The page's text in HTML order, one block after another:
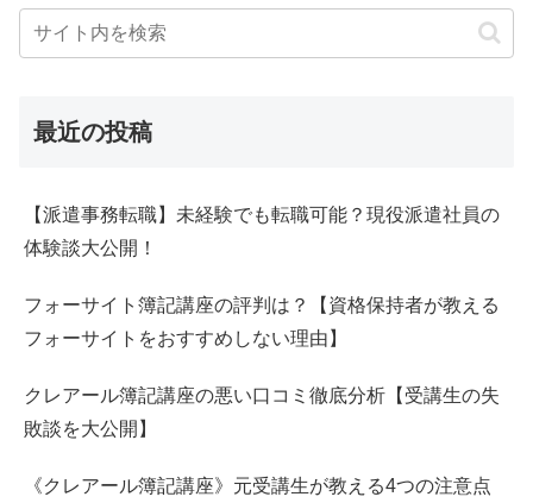
最近の投稿
【派遣事務転職】未経験でも転職可能？現役派遣社員の
体験談大公開！
フォーサイト簿記講座の評判は？【資格保持者が教える
フォーサイトをおすすめしない理由】
クレアール簿記講座の悪い口コミ徹底分析【受講生の失
敗談を大公開】
《クレアール簿記講座》元受講生が教える4つの注意点